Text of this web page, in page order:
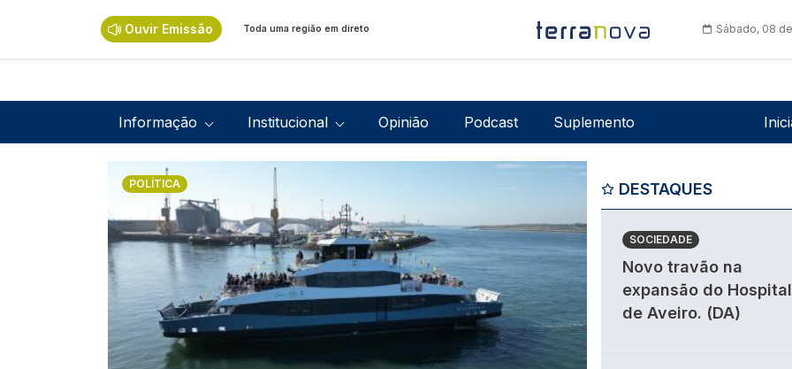
Ouvir Emissão Toda uma região em direto Sábado, 08
Navegação principal
Informação Institucional Opinião Podcast Suplemento
Imagem
POLÍTICA DESTAQUES
SOCIEDADE
Novo travão na
expansão do Hospital
de Aveiro. (DA)